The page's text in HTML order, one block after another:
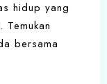
hidup yang
bersama